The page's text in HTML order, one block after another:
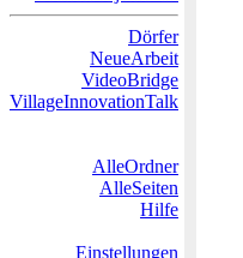
Dörfer
NeueArbeit
VideoBridge
VillageInnovationTalk
AlleOrdner
AlleSeiten
Hilfe
Einstellungen